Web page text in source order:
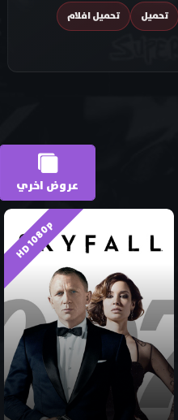
تحميل
تحميل افلام
عروض اخري
HD 1080p